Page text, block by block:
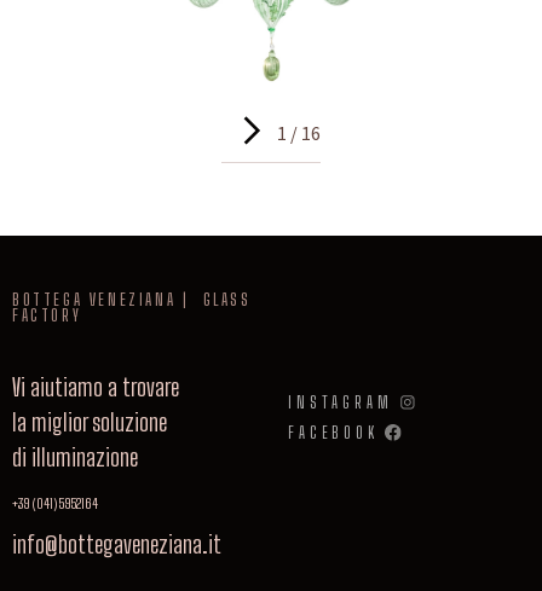
1 / 16
BOTTEGA VENEZIANA | GLASS
FACTORY
Vi aiutiamo a trovare
la miglior soluzione
di illuminazione
+39 (041) 5952164
info@bottegaveneziana.it
INSTAGRAM
FACEBOOK